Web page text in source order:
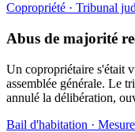
Copropriété · Tribunal
Abus de majorité
Un copropriétaire s'était
assemblée générale. Le
annulé la délibération,
Bail d'habitation ·